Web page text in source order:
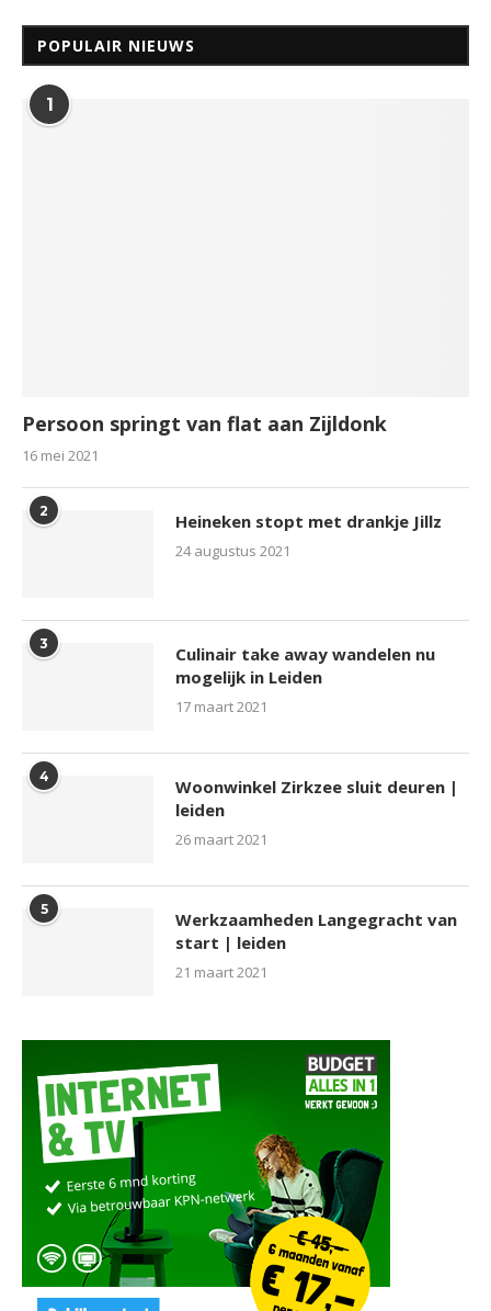
POPULAIR NIEUWS
1
Persoon springt van flat aan Zijldonk
16 mei 2021
2 Heineken stopt met drankje Jillz
24 augustus 2021
3
Culinair take away wandelen nu
mogelijk in Leiden
17 maart 2021
4
Woonwinkel Zirkzee sluit deuren |
leiden
26 maart 2021
5
Werkzaamheden Langegracht van
start | leiden
21 maart 2021